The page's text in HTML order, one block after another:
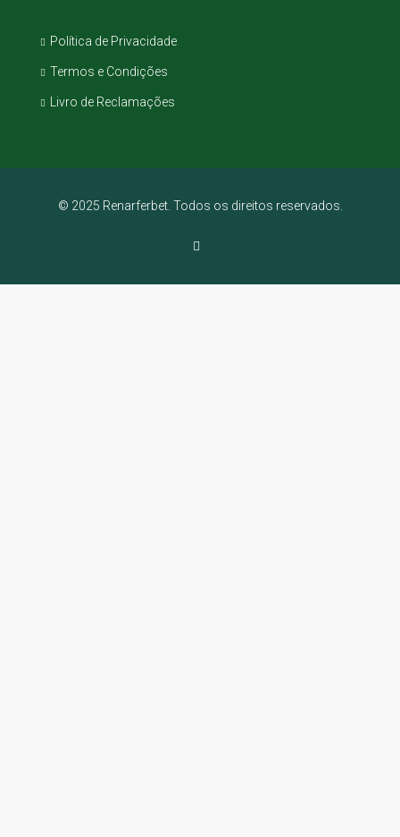
Política de Privacidade
Termos e Condições
Livro de Reclamações
© 2025 Renarferbet. Todos os direitos reservados.